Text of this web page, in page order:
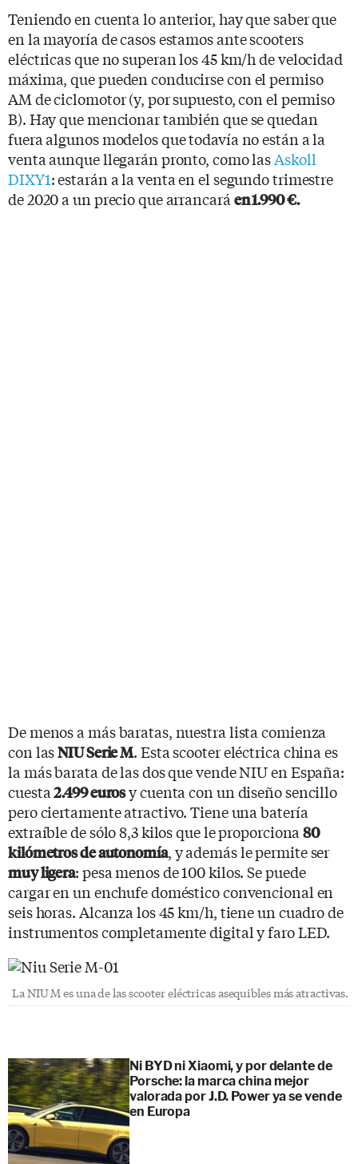
Teniendo en cuenta lo anterior, hay que saber que
en la mayoría de casos estamos ante scooters
eléctricas que no superan los 45 km/h de velocidad
máxima, que pueden conducirse con el permiso
AM de ciclomotor (y, por supuesto, con el permiso
B). Hay que mencionar también que se quedan
fuera algunos modelos que todavía no están a la
venta aunque llegarán pronto, como lasAskoll
DIXY1: estarán a la venta en el segundo trimestre
de 2020 a un precio que arrancará en 1.990 €.
De menos a más baratas, nuestra lista comienza
con lasNIU Serie M. Esta scooter eléctrica china es
la más barata de las dos que vende NIU en España:
cuesta2.499 eurosy cuenta con un diseño sencillo
pero ciertamente atractivo. Tiene una batería
extraíble de sólo 8,3 kilos que le proporciona80
kilómetros de autonomía, y además le permite ser
muy ligera: pesa menos de 100 kilos. Se puede
cargar en un enchufe doméstico convencional en
seis horas. Alcanza los 45 km/h, tiene un cuadro de
instrumentos completamente digital y faro LED.
La NIU M es una de las scooter eléctricas asequibles más atractivas.
Ni BYD ni Xiaomi, y por delante de
Porsche: la marca china mejor
valorada por J.D. Power ya se vende
en Europa